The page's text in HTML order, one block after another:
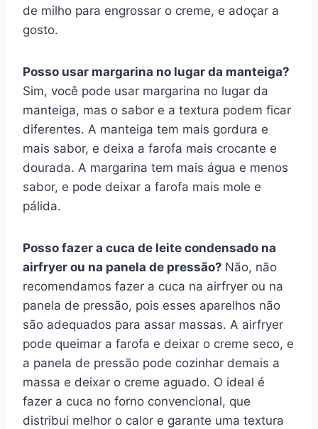
de milho para engrossar o creme, e adoçar a
gosto.
Posso usar margarina no lugar da manteiga?
Sim, você pode usar margarina no lugar da
manteiga, mas o sabor e a textura podem ficar
diferentes. A manteiga tem mais gordura e
mais sabor, e deixa a farofa mais crocante e
dourada. A margarina tem mais água e menos
sabor, e pode deixar a farofa mais mole e
pálida.
Posso fazer a cuca de leite condensado na
airfryer ou na panela de pressão? Não, não
recomendamos fazer a cuca na airfryer ou na
panela de pressão, pois esses aparelhos não
são adequados para assar massas. A airfryer
pode queimar a farofa e deixar o creme seco, e
a panela de pressão pode cozinhar demais a
massa e deixar o creme aguado. O ideal é
fazer a cuca no forno convencional, que
distribui melhor o calor e garante uma textura